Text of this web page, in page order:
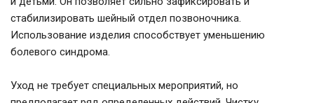
стабилизировать шейный отдел позвоночника.
Использование изделия способствует уменьшению
болевого синдрома.
Уход не требует специальных мероприятий, но